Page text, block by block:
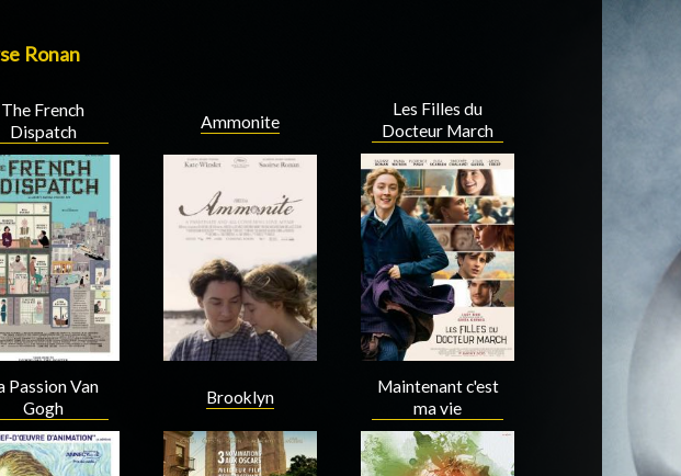
Ronan
The French
Dispatch
Ammonite
Les Filles du
Docteur March
Passion Van
Gogh
Brooklyn
Maintenant c'est
ma vie